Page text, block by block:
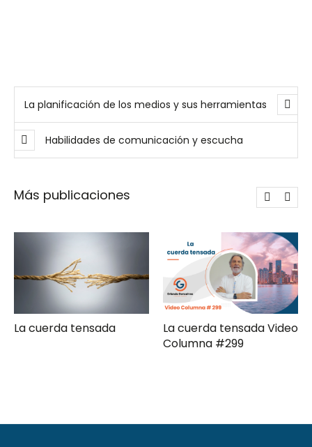
Previ
ous
Next
La planificación de los medios y sus herramientas
Habilidades de comunicación y escucha
Más publicaciones
La cuerda tensada
La cuerda tensada Video
Columna #299